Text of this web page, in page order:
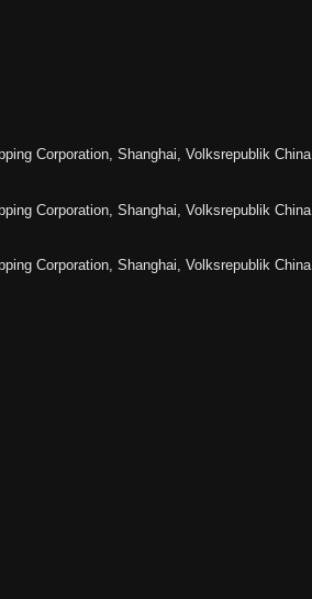
Corporation, Shanghai, Volksrepublik China
Corporation, Shanghai, Volksrepublik China
Corporation, Shanghai, Volksrepublik China